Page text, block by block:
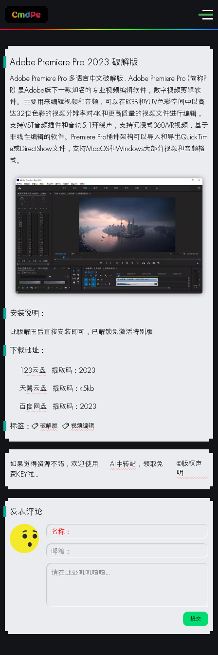
Adobe Premiere Pro 2023 破解版
Adobe Premiere Pro 多语言中文破解版 . Adobe Premiere Pro (简称P
R) 是Adobe旗下一款知名的专业视频编辑软件，数字视频剪辑软
件。主要用来编辑视频和音频，可以在RGB和YUV色彩空间中以高
达32位色彩的视频分辨率对4K和更高质量的视频文件进行编辑，
支持VST音频插件和音轨5.1环绕声，支持沉浸式360/VR视频，基于
非线性编辑的软件。Premiere Pro插件架构可以导入和导出QuickTim
e或DirectShow文件，支持MacOS和Windows大部分视频和音频格
式。
安装说明：
此版解压后直接安装即可，已解锁免激活特别版
下载地址：
123云盘 提取码：2023
天翼云盘 提取码：k5kb
百度网盘 提取码：2023
标签： 破解版 视频编辑
如果觉得资源不错，欢迎使用 AI中转站 ，领取免
费KEY啦...
©版权声
明
发表评论